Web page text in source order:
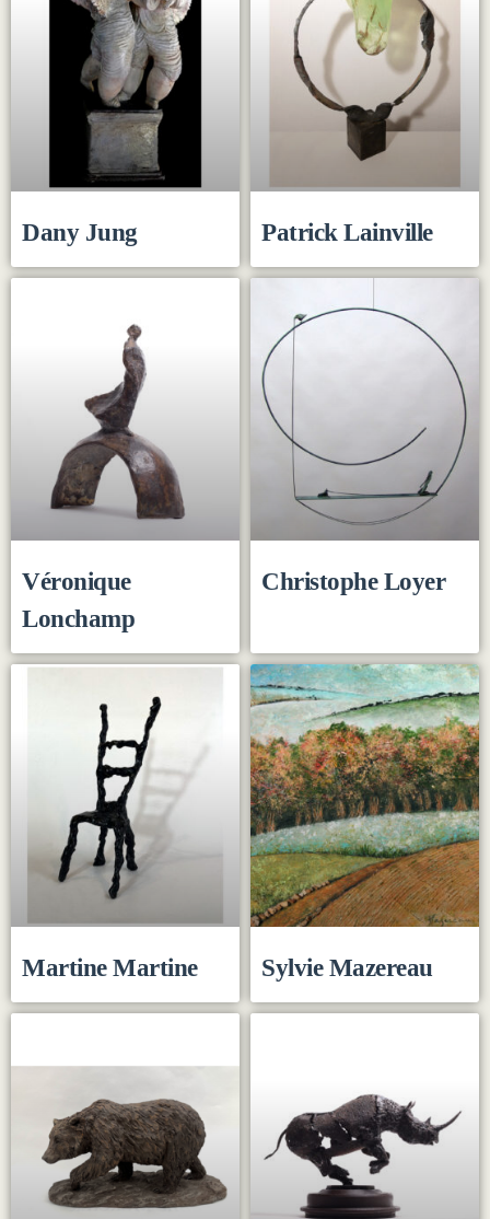
Dany Jung Patrick Lainville
Véronique
Lonchamp
Christophe Loyer
Martine Martine Sylvie Mazereau